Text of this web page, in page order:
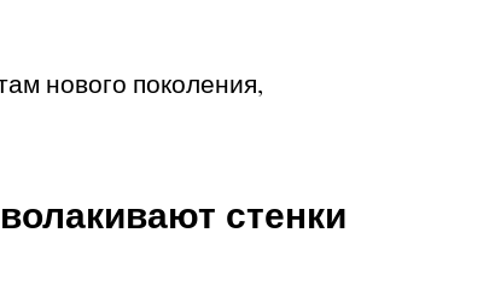
нового поколения,
стенки